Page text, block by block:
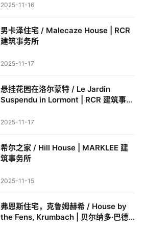
2025-11-16
男卡泽住宅 / Malecaze House | RCR
建筑事务所
2025-11-17
悬挂花园在洛尔蒙特 / Le Jardin
Suspendu in Lormont | RCR 建筑事务
2025-11-17
希尔之家 / Hill House | MARKLEE 建
筑事务所
2025-11-15
弗恩斯住宅，克鲁姆赫希 / House by
the Fens, Krumbach | 贝尔纳多·巴德